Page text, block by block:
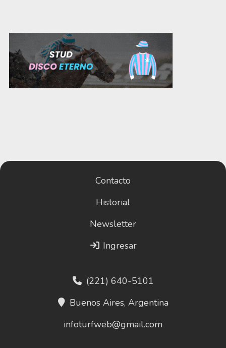
Contacto
Historial
Newsletter
Ingresar
(221) 640-5101
Buenos Aires, Argentina
infoturfweb@gmail.com